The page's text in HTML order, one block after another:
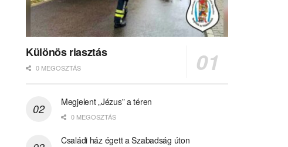
Különös riasztás
0 MEGOSZTÁS
Megjelent „Jézus” a téren
0 MEGOSZTÁS
Családi ház égett a Szabadság úton